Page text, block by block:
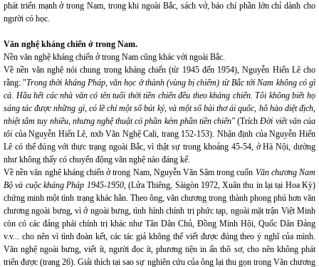
phát triển mạnh ở trong Nam, trong khi ngoài Bắc, sách vở, báo chí phần lớn chỉ dành cho
người có học.
Văn nghệ kháng chiến ở trong Nam.
Nền văn nghệ kháng chiến ở trong Nam cũng khác với ngoài Bắc.
Về nền văn nghệ nói chung trong kháng chiến (từ 1945 đến 1954), Nguyễn Hiến Lê cho
rằng: "Trong thời kháng Pháp, văn học ở thành (vùng bị chiếm) từ Bắc tới Nam không có gì
cả. Hầu hết các nhà văn có tên tuổi thời tiền chiến đều theo kháng chiến. Tôi không biết họ
sáng tác được những gì, có lẽ chỉ một số bút ký, và một số bài thơ ái quốc, hô hào diệt địch,
nhiệt tâm tuy nhiều, nhưng nghệ thuật có phần kém phần tiền chiến"(TríchĐời viết văn của
tôi của Nguyễn Hiến Lê, nxb Văn Nghệ Cali, trang 152-153). Nhận định của Nguyễn Hiến
Lê có thể đúng với thực trạng ngoài Bắc, vì thật sự trong khoảng 45-54, ở Hà Nội, dường
như không thấy có chuyển động văn nghệ nào đáng kể.
Về nền văn nghệ kháng chiến ở trong Nam, Nguyễn Văn Sâm trong cuốn Văn chương Nam
Bộ và cuộc kháng Pháp 1945-1950, (Lửa Thiêng, Sàigòn 1972, Xuân thu in lại tại Hoa Kỳ)
chứng minh một tình trạng khác hẳn. Theo ông, văn chương trong thành phong phú hơn văn
chương ngoài bưng, vì ở ngoài bưng, tình hình chính trị phức tạp, ngoài mặt trận Việt Minh
còn có các đảng phái chính trị khác như Tân Dân Chủ, Đồng Minh Hội, Quốc Dân Đảng
v.v... cho nên vì tình đoàn kết, các tác giả không thể viết được đúng theo ý nghĩ của mình.
Văn nghệ ngoài bưng, viết ít, người đọc ít, phương tiện in ấn thô sơ, cho nên không phát
triển được (trang 26). Giải thích tại sao sự nghiên cứu của ông lại thu gọn trong Văn chương